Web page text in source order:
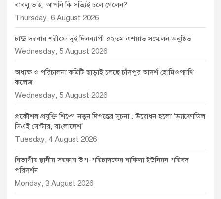
বাবলু ভাই, আপনি কি সত্যিই চলে গেলেন?
Thursday, 6 August 2026
চান্দ্র দরবার শরীফে দুই দিনব্যাপী ৫২তম এশয়াত সম্মেলন অনুষ্ঠিত
Wednesday, 5 August 2026
অধ্যক্ষ ও পরিচালনা কমিটি ছাড়াই চলছে চাঁদপুর আদর্শ হোমিওপ্যাথি
কলেজ
Wednesday, 5 August 2026
প্রকৌশল প্রযুক্তি শিল্পে নতুন দিগন্তের সূচনা : উদ্বোধন হলো ‘ড্যাফোডিল
সিএই সেন্টার, বাংলাদেশ’
Tuesday, 4 August 2026
বিভাগীয় স্থানীয় সরকার উপ-পরিচালকের বাকিলা ইউনিয়ন পরিষদ
পরিদর্শন
Monday, 3 August 2026